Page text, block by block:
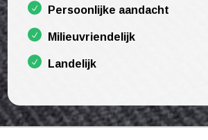
Persoonlijke aandacht
Milieuvriendelijk
Landelijk